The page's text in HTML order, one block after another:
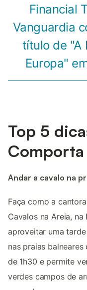
Financial
Vanguardia
título de "A
Europa"
Top 5
Comporta
Andar a cavalo na
Faça como a
Cavalos na Areia,
aproveitar uma
nas praias
de 1h30 e permite
verdes campos de